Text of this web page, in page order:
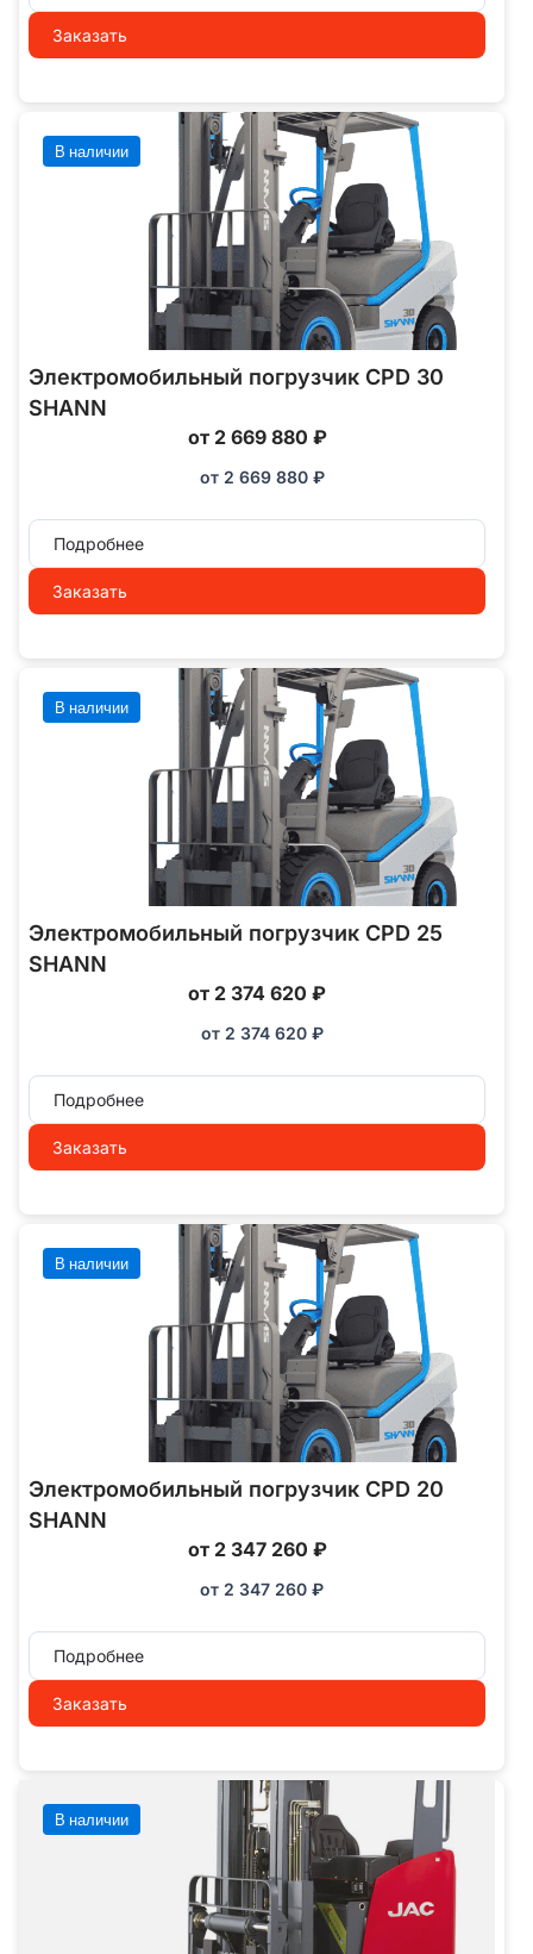
Заказать
В наличии
Электромобильный погрузчик CPD 30
SHANN
от 2 669 880 ₽
от 2 669 880 ₽
Подробнее
Заказать
В наличии
Электромобильный погрузчик CPD 25
SHANN
от 2 374 620 ₽
от 2 374 620 ₽
Подробнее
Заказать
В наличии
Электромобильный погрузчик CPD 20
SHANN
от 2 347 260 ₽
от 2 347 260 ₽
Подробнее
Заказать
В наличии